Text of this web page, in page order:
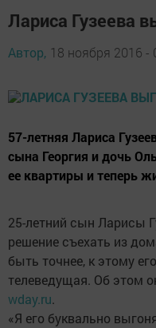
Лариса Гузеева
Автор, 18 ноября 2016 -
57-летняя Лариса
сына Георгия и дочь
ее квартиры и теперь
25-летний сын Ларисы
решение съехать из
быть точнее, к этому
телеведущая. Об этом
wday.ru.
«Я его буквально